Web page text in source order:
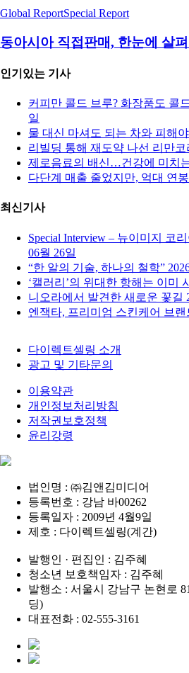
Global ReportSpecial Report
동아시아 직접판매, 한눈에 살
인기있는 기사
커피만 콜드 브루? 화장품도 콜
일
물 대신 마셔도 되는 차와 피해
리빌딩 통해 재도약 나선 리만코
제로음료의 배신…건강에 미치
다단계 매출 줄었지만, 억대 연봉
최신기사
Special Interview – 뉴이미지 코
06월 26일
“한 알의 기술, 하나의 철학”
‘캘러리’의 위대한 항해는 이미
니오라에서 발견한 새로운 꽃길
엔잭타, 프리미엄 스킨케어 브랜
다이렉트셀링 소개
광고 및 기타문의
이용약관
개인정보처리방침
저작권보호정책
윤리강령
법인명 : ㈜김앤김미디어
등록번호 : 강남 바00262
등록일자 : 2009년 4월9일
제호 : 다이렉트셀링(계간)
발행인 · 편집인 : 김주혜
청소년 보호책임자 : 김주혜
발행소 : 서울시 강남구 논현로
딩)
대표전화 : 02-555-3161